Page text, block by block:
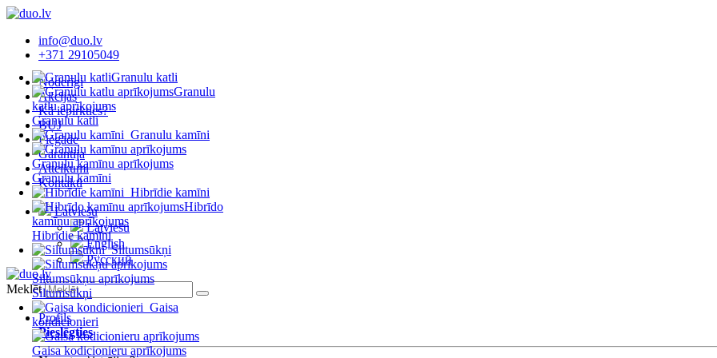
info@duo.lv
+371 29105049
Noderīgi
Akcijas
Kā iepirkties?
BUJ
Piegāde
Garantija
Atteikumi
Kontakti
Latviešu
Latviešu
English
Русский
Granulu katli
Granulu
katlu aprīkojums
Granulu katli
Granulu kamīni
Granulu kamīnu aprīkojums
Granulu kamīni
Hibrīdie kamīni
Hibrīdo
kamīnu aprīkojums
Hibrīdie kamīni
Siltumsūkņi
Siltumsūkņu aprīkojums
Siltumsūkņi
Gaisa
kondicionieri
Gaisa kodicionieru aprīkojums
Meklēt
Profils
Pieslēgties